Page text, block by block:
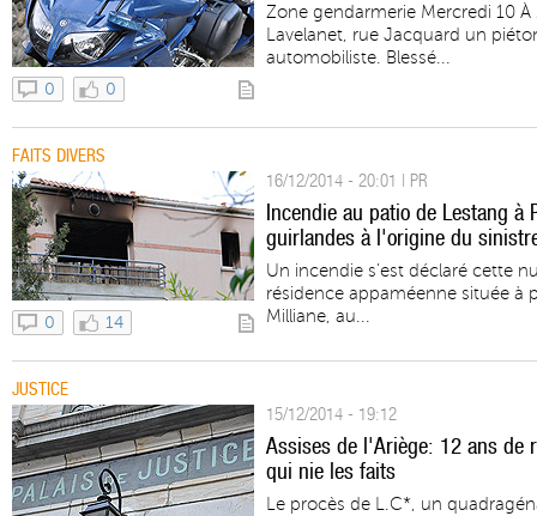
0 0
Zone gendarmerie Mercredi 10
Lavelanet, rue Jacquard un
automobiliste. Blessé...
FAITS DIVERS
0 14
16/12/2014 - 20:01 | PR
Incendie au patio de Lestang
guirlandes à l'origine du
Un incendie s’est déclaré cette
résidence appaméenne située à
Milliane, au...
JUSTICE
15/12/2014 - 19:12
Assises de l'Ariège: 12 ans de
qui nie les faits
Le procès de L.C*, un